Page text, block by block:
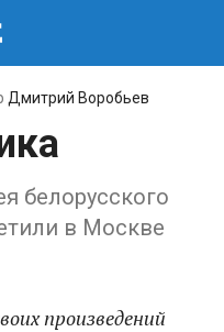
Дмитрий Воробьев
белорусского
в Москве
произведений